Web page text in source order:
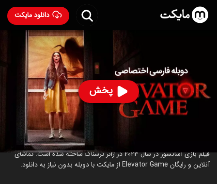
دانلود مایکت
پخش
فیلم بازی آسانسور با دوبله فارسی
۲,۲۴۲ 85% ۴.۱
ساخت آمریکا سال 2023
رده سنی ۱۸+
ترسناک
فیلم بازی آسانسور در سال 2023 در ژانر ترسناک ساخته شده است. تماشای
آنلاین و رایگان Elevator Game از مایکت با دوبله بدون نیاز به دانلود.